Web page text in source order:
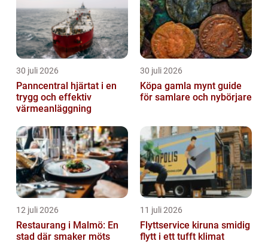
30 juli 2026
Panncentral hjärtat i en
trygg och effektiv
värmeanläggning
30 juli 2026
Köpa gamla mynt guide
för samlare och nybörjare
12 juli 2026
Restaurang i Malmö: En
stad där smaker möts
11 juli 2026
Flyttservice kiruna smidig
flytt i ett tufft klimat